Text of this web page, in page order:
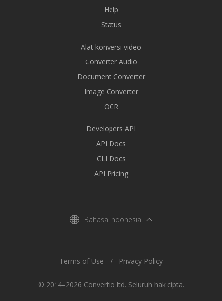
Help
Status
Alat konversi video
Converter Audio
Document Converter
Image Converter
OCR
Developers API
API Docs
CLI Docs
API Pricing
Bahasa Indonesia
© 2014–2026 Convertio ltd. Seluruh hak cipta.
Terms of Use Privacy Policy